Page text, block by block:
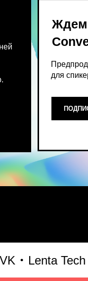
Предпродажа билетов
для спикеров откроются
Ждем вас 2
ПОДПИСАТЬСЯ НА
Lenta Tech
где можно получить
работает и
AI прямо сейчас.